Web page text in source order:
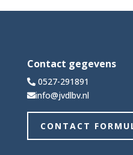
Contact gegevens
0527-291891
info@jvdlbv.nl
CONTACT